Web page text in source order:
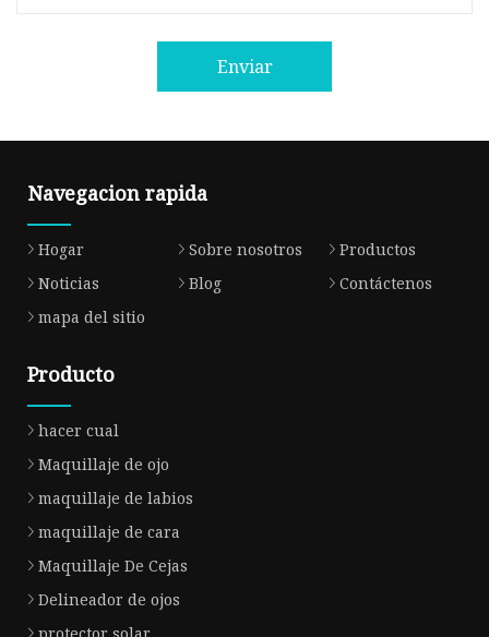
Enviar
Navegacion rapida
Hogar Sobre nosotros
Productos
Noticias
Blog
Contáctenos
mapa del sitio
Producto
hacer cual
Maquillaje de ojo
maquillaje de labios
maquillaje de cara
Maquillaje De Cejas
Delineador de ojos
protector solar